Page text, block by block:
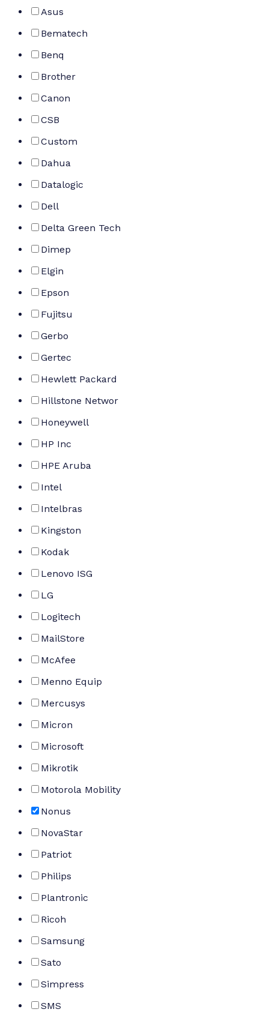
Asus
Bematech
Benq
Brother
Canon
CSB
Custom
Dahua
Datalogic
Dell
Delta Green Tech
Dimep
Elgin
Epson
Fujitsu
Gerbo
Gertec
Hewlett Packard
Hillstone Networ
Honeywell
HP Inc
HPE Aruba
Intel
Intelbras
Kingston
Kodak
Lenovo ISG
LG
Logitech
MailStore
McAfee
Menno Equip
Mercusys
Micron
Microsoft
Mikrotik
Motorola Mobility
Nonus
NovaStar
Patriot
Philips
Plantronic
Ricoh
Samsung
Sato
Simpress
SMS